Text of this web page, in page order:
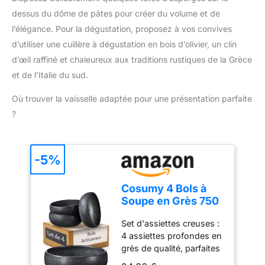
un nettoyage facilité
COMPATIBLE TOUS
FEUX DONT INDUCTION
: compatible avec
électrique,
produit recyclable Tefal,
édition Home and
Garden 2019, valeur de la
marque en magasin
(RSP), données 2018
que leur surface
intérieure lisse garantit
une expérience de
cuisson sans accrocs.
Leur finition satinée poli
toute cuisine. TOUS
tous les types de feux,
dont l'induction.
ENTRETIEN : Passe au
lave-vaisselle. Un
polissage occasionnel
avec de la pâte à polir
spéciale inox peut être
employée afin de lui
redonner son éclat.
dessus du dôme de pâtes pour créer du volume et de
l’élégance. Pour la dégustation, proposez à vos convives
d’utiliser une cuillère à dégustation en bois d’olivier, un clin
d’œil raffiné et chaleureux aux traditions rustiques de la Grèce
et de l’Italie du sud.
Où trouver la vaisselle adaptée pour une présentation parfaite
?
Cosumy 4 Bols à
Soupe en Grès 750
Creuse – Petit
Déjeuner
Set d'assiettes creuses :
4 assiettes profondes en
grès de qualité, parfaites
-5%